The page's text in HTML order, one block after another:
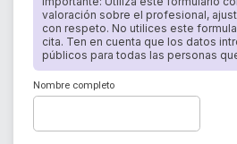
valoración sobre el profesional,
con respeto. No utilices este
cita. Ten en cuenta que los datos
públicos para todas las personas
Nombre completo